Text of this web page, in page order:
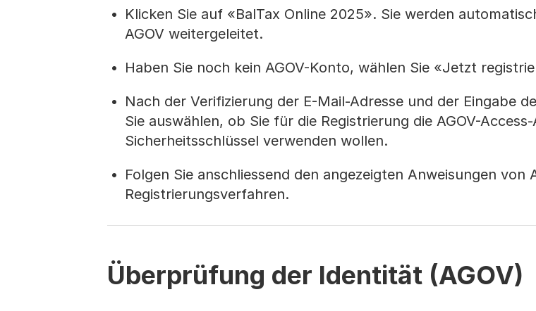
Klicken Sie auf «BalTax Online 2025». Sie werden
AGOV weitergeleitet.
Haben Sie noch kein AGOV-Konto, wählen Sie «Jetzt
Nach der Verifizierung der E-Mail-Adresse und der Eingabe
Sie auswählen, ob Sie für die Registrierung die AGOV-
Sicherheitsschlüssel verwenden wollen.
Folgen Sie anschliessend den angezeigten Anweisungen von
Registrierungsverfahren.
Überprüfung der Identität (AGOV)